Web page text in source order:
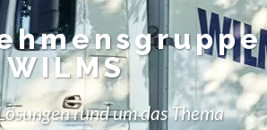
WILMS
rund um das Thema